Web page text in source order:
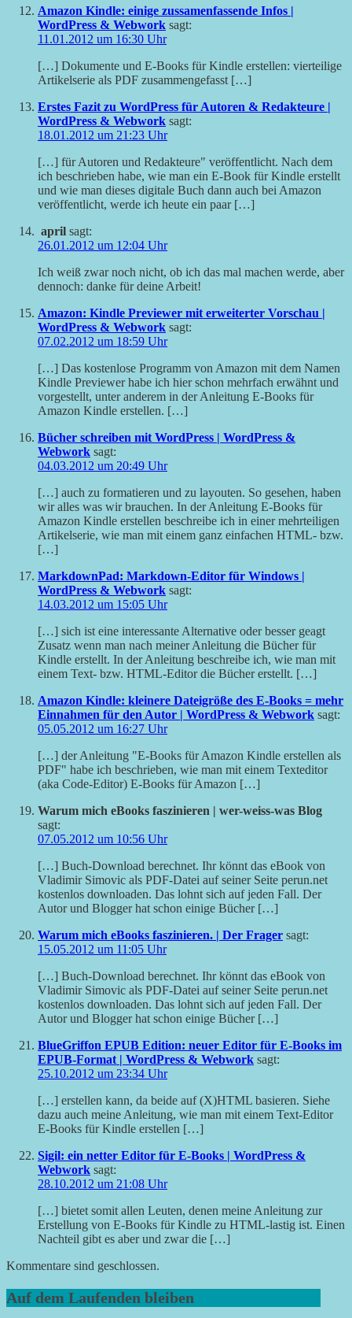
Amazon Kindle: einige zussamenfassende Infos |
WordPress & Webwork sagt:
11.01.2012 um 16:30 Uhr
[…] Dokumente und E-Books für Kindle erstellen: vierteilige
Artikelserie als PDF zusammengefasst […]
Erstes Fazit zu WordPress für Autoren & Redakteure |
WordPress & Webwork sagt:
18.01.2012 um 21:23 Uhr
[…] für Autoren und Redakteure" veröffentlicht. Nach dem
ich beschrieben habe, wie man ein E-Book für Kindle erstellt
und wie man dieses digitale Buch dann auch bei Amazon
veröffentlicht, werde ich heute ein paar […]
april sagt:
26.01.2012 um 12:04 Uhr
Ich weiß zwar noch nicht, ob ich das mal machen werde, aber
dennoch: danke für deine Arbeit!
Amazon: Kindle Previewer mit erweiterter Vorschau |
WordPress & Webwork sagt:
07.02.2012 um 18:59 Uhr
[…] Das kostenlose Programm von Amazon mit dem Namen
Kindle Previewer habe ich hier schon mehrfach erwähnt und
vorgestellt, unter anderem in der Anleitung E-Books für
Amazon Kindle erstellen. […]
Bücher schreiben mit WordPress | WordPress &
Webwork sagt:
04.03.2012 um 20:49 Uhr
[…] auch zu formatieren und zu layouten. So gesehen, haben
wir alles was wir brauchen. In der Anleitung E-Books für
Amazon Kindle erstellen beschreibe ich in einer mehrteiligen
Artikelserie, wie man mit einem ganz einfachen HTML- bzw.
[…]
MarkdownPad: Markdown-Editor für Windows |
WordPress & Webwork sagt:
14.03.2012 um 15:05 Uhr
[…] sich ist eine interessante Alternative oder besser geagt
Zusatz wenn man nach meiner Anleitung die Bücher für
Kindle erstellt. In der Anleitung beschreibe ich, wie man mit
einem Text- bzw. HTML-Editor die Bücher erstellt. […]
Amazon Kindle: kleinere Dateigröße des E-Books = mehr
Einnahmen für den Autor | WordPress & Webwork sagt:
05.05.2012 um 16:27 Uhr
[…] der Anleitung "E-Books für Amazon Kindle erstellen als
PDF" habe ich beschrieben, wie man mit einem Texteditor
(aka Code-Editor) E-Books für Amazon […]
Warum mich eBooks faszinieren | wer-weiss-was Blog
sagt:
07.05.2012 um 10:56 Uhr
[…] Buch-Download berechnet. Ihr könnt das eBook von
Vladimir Simovic als PDF-Datei auf seiner Seite perun.net
kostenlos downloaden. Das lohnt sich auf jeden Fall. Der
Autor und Blogger hat schon einige Bücher […]
Warum mich eBooks faszinieren. | Der Frager sagt:
15.05.2012 um 11:05 Uhr
[…] Buch-Download berechnet. Ihr könnt das eBook von
Vladimir Simovic als PDF-Datei auf seiner Seite perun.net
kostenlos downloaden. Das lohnt sich auf jeden Fall. Der
Autor und Blogger hat schon einige Bücher […]
BlueGriffon EPUB Edition: neuer Editor für E-Books im
EPUB-Format | WordPress & Webwork sagt:
25.10.2012 um 23:34 Uhr
[…] erstellen kann, da beide auf (X)HTML basieren. Siehe
dazu auch meine Anleitung, wie man mit einem Text-Editor
E-Books für Kindle erstellen […]
Sigil: ein netter Editor für E-Books | WordPress &
Webwork sagt:
28.10.2012 um 21:08 Uhr
[…] bietet somit allen Leuten, denen meine Anleitung zur
Erstellung von E-Books für Kindle zu HTML-lastig ist. Einen
Nachteil gibt es aber und zwar die […]
Kommentare sind geschlossen.
Auf dem Laufenden bleiben